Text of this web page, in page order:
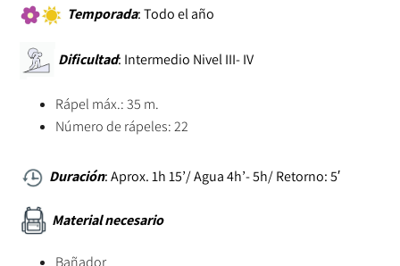
Temporada: Todo el año
Dificultad: Intermedio Nivel III- IV
Rápel máx.: 35 m.
Número de rápeles: 22
Duración: Aprox. 1h 15’/ Agua 4h’- 5h/ Retorno: 5′
Material necesario
Bañador